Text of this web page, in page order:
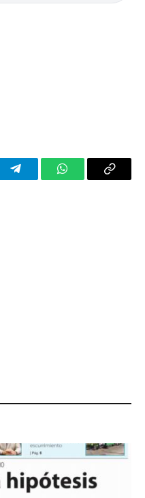
TelegramWhatsAppCopy